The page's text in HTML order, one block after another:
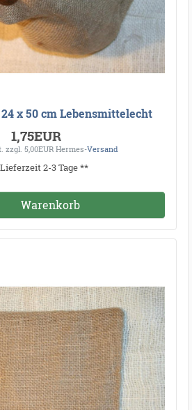
x 50 cm Lebensmittelecht
1,75EUR
zzgl. 5,00EUR Hermes-Versand
Lieferzeit 2-3 Tage **
Warenkorb